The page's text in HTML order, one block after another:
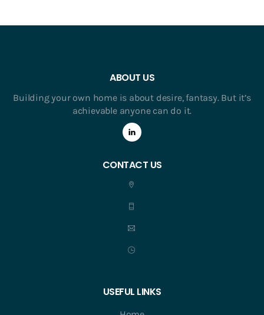
ABOUT US
Building your own home is about desire, fantasy. But it’s
achievable anyone can do it.
CONTACT US
USEFUL LINKS